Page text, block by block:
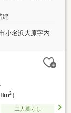
建
小名浜大原字内
2）
二人暮らし